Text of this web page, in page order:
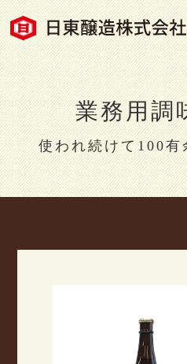
業務用調
使われ続けて100